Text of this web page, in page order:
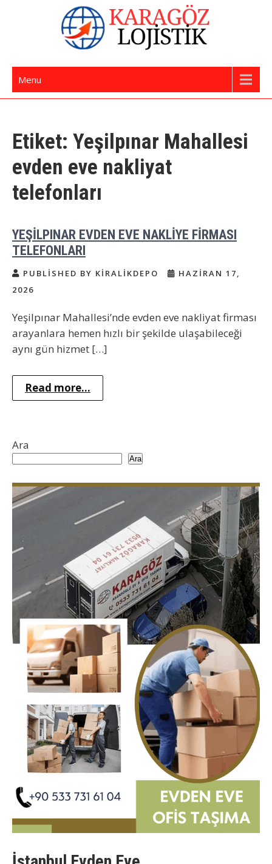
İstanbul Evden Eve Nakliye | İstanbul
Nakliyat
Menu
Etiket: Yeşilpınar Mahallesi
evden eve nakliyat
telefonları
YEŞİLPINAR EVDEN EVE NAKLİYE FİRMASI
TELEFONLARI
PUBLISHED BY KIRALIKDEPO
HAZIRAN 17,
2026
Yeşilpınar Mahallesi’nde evden eve nakliyat firması
arayanlara hemen hızlı bir şekilde ulaşabileceği
aynı gün hizmet […]
Read more...
Ara
Ara